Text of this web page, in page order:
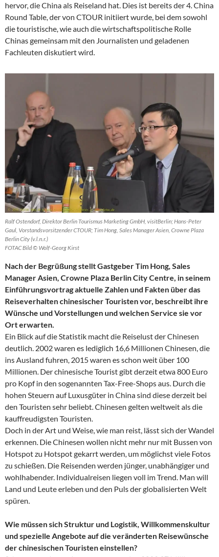
hervor, die China als Reiseland hat. Dies ist bereits der 4. China
Round Table, der von CTOUR initiiert wurde, bei dem sowohl
die touristische, wie auch die wirtschaftspolitische Rolle
Chinas gemeinsam mit den Journalisten und geladenen
Fachleuten diskutiert wird.
Ralf Ostendorf, Direktor Berlin Tourismus Marketing GmbH, visitBerlin; Hans-Peter
Gaul, Vorstandsvorsitzender CTOUR; Tim Hong, Sales Manager Asien, Crowne Plaza
Berlin City (v.l.n.r.)
FOTAC Bild © Wolf-Georg Kirst
Nach der Begrüßung stellt Gastgeber Tim Hong, Sales
Manager Asien, Crowne Plaza Berlin City Centre, in seinem
Einführungsvortrag aktuelle Zahlen und Fakten über das
Reiseverhalten chinesischer Touristen vor, beschreibt ihre
Wünsche und Vorstellungen und welchen Service sie vor
Ort erwarten.
Ein Blick auf die Statistik macht die Reiselust der Chinesen
deutlich. 2002 waren es lediglich 16,6 Millionen Chinesen, die
ins Ausland fuhren, 2015 waren es schon weit über 100
Millionen. Der chinesische Tourist gibt derzeit etwa 800 Euro
pro Kopf in den sogenannten Tax-Free-Shops aus. Durch die
hohen Steuern auf Luxusgüter in China sind diese derzeit bei
den Touristen sehr beliebt. Chinesen gelten weltweit als die
kauffreudigsten Touristen.
Doch in der Art und Weise, wie man reist, lässt sich der Wandel
erkennen. Die Chinesen wollen nicht mehr nur mit Bussen von
Hotspot zu Hotspot gekarrt werden, um möglichst viele Fotos
zu schießen. Die Reisenden werden jünger, unabhängiger und
wohlhabender. Individualreisen liegen voll im Trend. Man will
Land und Leute erleben und den Puls der globalisierten Welt
spüren.
Wie müssen sich Struktur und Logistik, Willkommenskultur
und spezielle Angebote auf die veränderten Reisewünsche
der chinesischen Touristen einstellen?